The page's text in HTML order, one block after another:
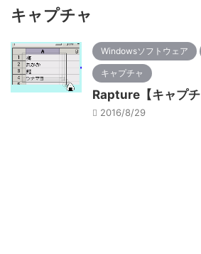
キャプチャ
Windowsソフトウェア
キャプチャ
Rapture【キャプチ
2016/8/29